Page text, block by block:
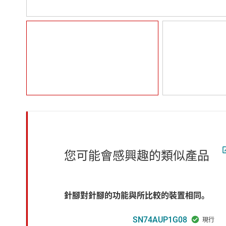
您可能會感興趣的類似產品
針腳對針腳的功能與所比較的裝置相同。
SN74AUP1G08